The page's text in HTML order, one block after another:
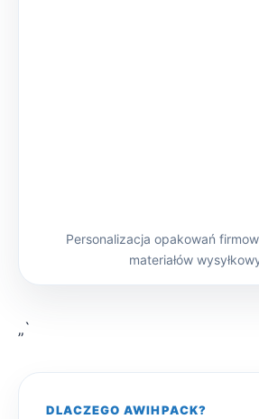
Personalizacja opakowań
materiałów
„`
DLACZEGO AWIHPACK?